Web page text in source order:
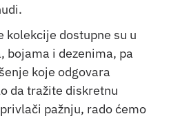
kolekcije dostupne su u
i dezenima, pa
koje odgovara
da tražite diskretnu
pažnju, rado ćemo